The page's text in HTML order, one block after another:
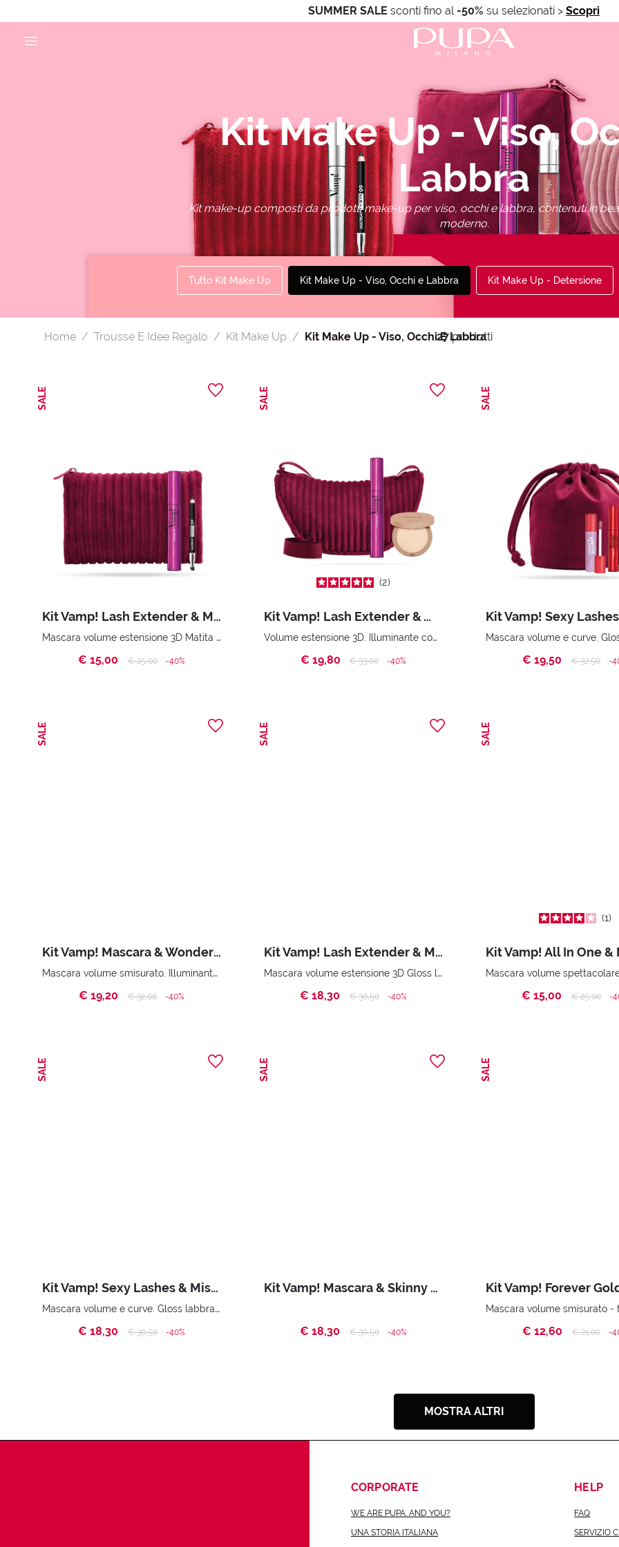
SUMMER SALE sconti fino al -50% su selezionati > Scopri
Kit Make Up - Viso,
Labbra
Kit make-up composti da prodotti make-up per viso, occhi e labbra, contenuti in
moderno.
Tutto Kit Make Up Kit Make Up - Viso, Occhi e Labbra Kit Make Up - Detersione
Home Trousse E Idee Regalo Kit Make Up Kit Make Up - Viso, Occhi E Labbra
27prodotti
SALE
Kit Vamp! Lash Extender & Mini Multiplay
Mascara volume estensione 3D Matita occhi triplo uso: eyeliner, ombretto, kajal Handy bag
€ 15,00
Price reduced from
€ 25,00to -40%
SALE
2
Kit Vamp! Lash Extender & Wonder Me Glow
Volume estensione 3D. Illuminante compatto viso - Zero effetto polvere City bag
€ 19,80
Price reduced from
€ 33,00to -40%
SALE
€ 19,50
Price
€ 32,50to -
SALE
Kit Vamp! Mascara & Wonder Me Glow
Mascara volume smisurato. Illuminante compatto viso - Zero effetto polvere. City Bag.
€ 19,20
Price reduced from
€ 32,00to -40%
SALE
Kit Vamp! Lash Extender & Miss Pupa Gloss
Mascara volume estensione 3D Gloss labbra super brillante. Pochette
€ 18,30
Price reduced from
€ 30,50to -40%
SALE
1
€ 15,00
Price
€ 25,00to -
SALE
Kit Vamp! Sexy Lashes & Miss Pupa Gloss
Mascara volume e curve. Gloss labbra super brillante Pochette
€ 18,30
Price reduced from
€ 30,50to -40%
SALE
Kit Vamp! Mascara & Skinny Liner
€ 18,30 Price reduced from
€ 30,50to -40%
SALE
€ 12,60
Price
€ 21,00to -
MOSTRA ALTRI
CORPORATE
WE ARE PUPA. AND YOU?
UNA STORIA ITALIANA
HELP
FAQ
SERVIZIO